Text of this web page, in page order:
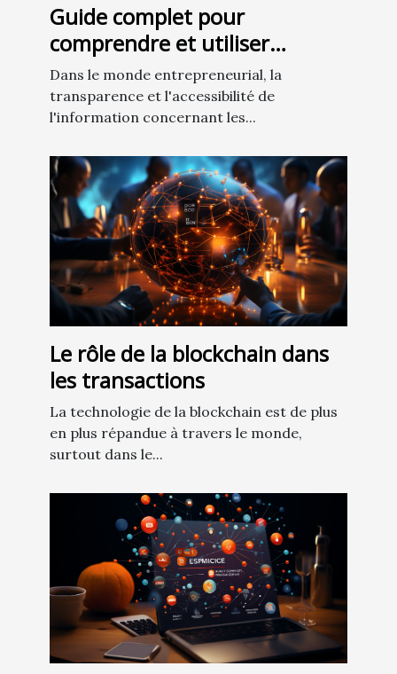
Guide complet pour
comprendre et utiliser
efficacement les avis de
situation au répertoire des
entreprises
Dans le monde entrepreneurial, la
transparence et l'accessibilité de
l'information concernant les...
Le rôle de la blockchain dans
les transactions
La technologie de la blockchain est de plus
en plus répandue à travers le monde,
surtout dans le...